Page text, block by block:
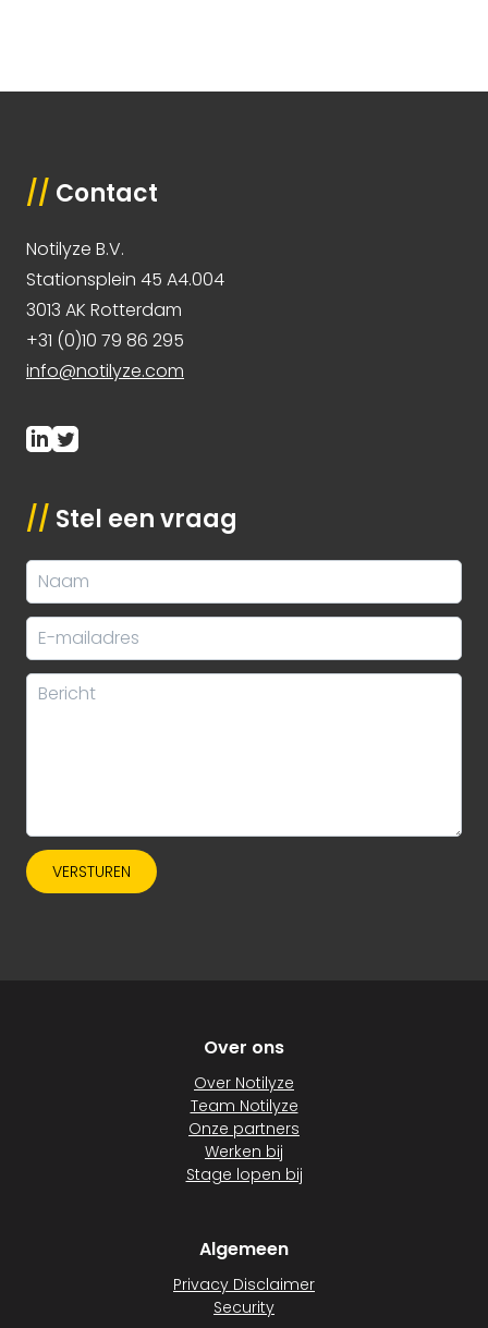
// Contact
Notilyze B.V.
Stationsplein 45 A4.004
3013 AK Rotterdam
+31 (0)10 79 86 295
info@notilyze.com
// Stel een vraag
VERSTUREN
Over ons
Over Notilyze
Team Notilyze
Onze partners
Werken bij
Stage lopen bij
Algemeen
Privacy Disclaimer
Security